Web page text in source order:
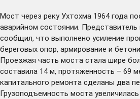
Мост через реку Ухтохма 1964 года
аварийном состоянии.
сообщил, что выполнено усиление
береговых опор, армирование и
Проезжая часть моста стала шире
составила 14 м, протяженность – 69
капитального ремонта сделаны два
Грузоподъемность моста